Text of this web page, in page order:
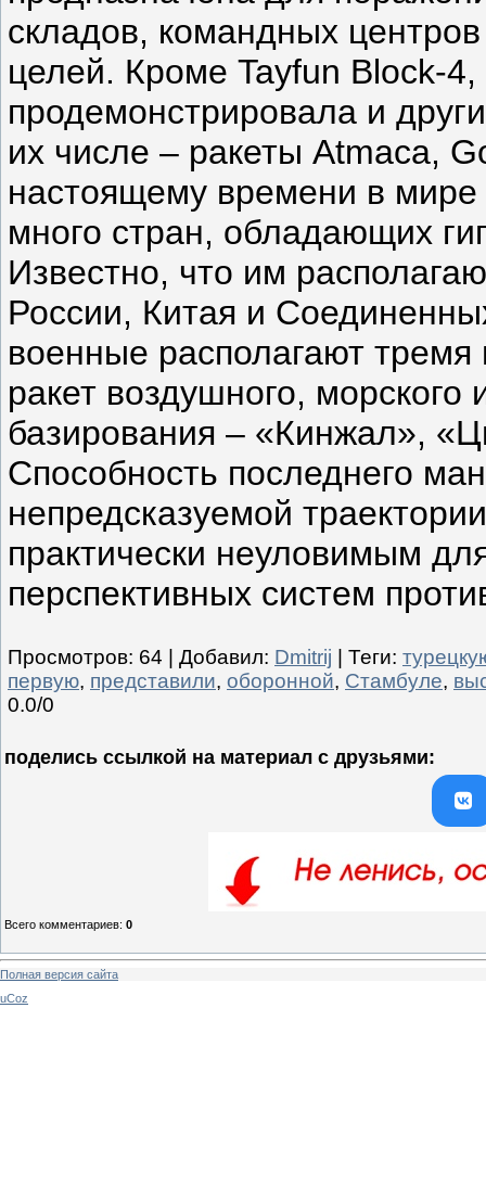
складов, командных
целей. Кроме Tayfun Block-
продемонстрировала и
их числе – ракеты Atmaca,
настоящему времени в мире
много стран, обладающих
Известно, что им
России, Китая и
военные располагают тремя
ракет воздушного, морского
базирования – «Кинжал»,
Способность последнего
непредсказуемой
практически неуловимым
перспективных систем
Просмотров: 64 Добавил: Dmitrij Теги:
первую, представили, оборонной, Стамбуле,
0.0/0
поделись ссылкой на материал c друзьями:
Всего комментариев: 0
Полная версия сайта
uCoz